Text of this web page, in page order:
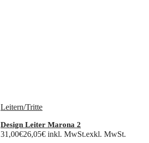
Leitern/Tritte
Design Leiter Marona 2
31,00€26,05€ inkl. MwSt.exkl. MwSt.